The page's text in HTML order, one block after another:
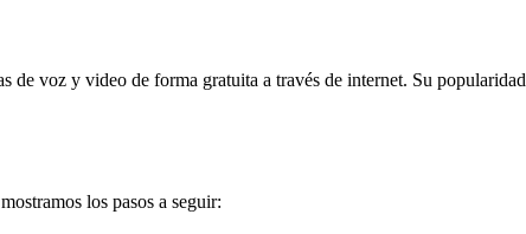
de voz y video de forma gratuita a través de internet. Su popularidad
los pasos a seguir: